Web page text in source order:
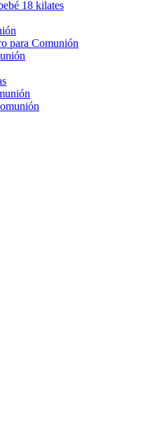
18 kilates
para Comunión